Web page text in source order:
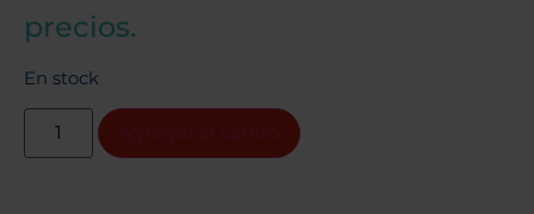
precios.
En stock